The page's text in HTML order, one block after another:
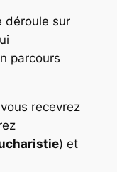
déroule sur
parcours
recevrez
) et